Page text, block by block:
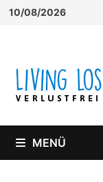
Zum
10/08/2026
MENÜ